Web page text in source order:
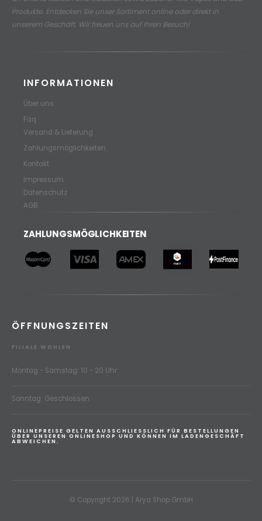
Produkte. Entdecken Sie unser Sortiment online oder direkt in
unserem Geschäft. Wir freuen uns auf Ihren Besuch!
INFORMATIONEN
Über uns
Faq
Versand & Lieferung
Zahlungsmöglichkeiten
Kontakt
Impressum
Datenschutz
AGB
ZAHLUNGSMÖGLICHKEITEN
ÖFFNUNGSZEITEN
FILIALE WOHLEN
Montag - Samstag: 10 - 20 Uhr
Sonntag: Geschlossen
ONLINEPREISE GELTEN AUSSCHLIESSLICH FÜR BESTELLUNGEN
ÜBER UNSEREN ONLINESHOP UND KÖNNEN IM LADENGESCHÄFT
ABWEICHEN.
© Copyright 2026 | Arya Shop GmbH